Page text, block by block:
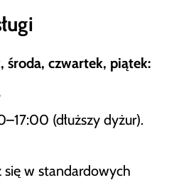
środa, czwartek, piątek:
(dłuższy dyżur).
się w standardowych